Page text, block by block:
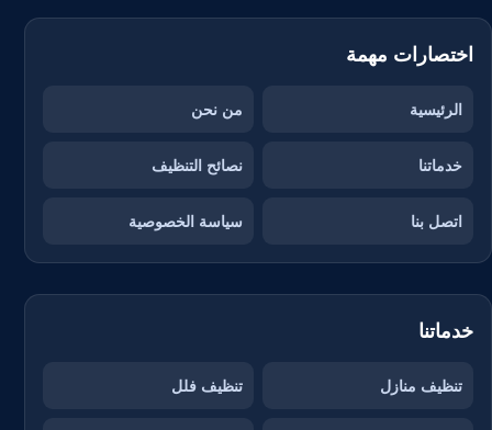
اختصارات مهمة
الرئيسية من نحن
خدماتنا نصائح التنظيف
اتصل بنا سياسة الخصوصية
خدماتنا
تنظيف منازل تنظيف فلل